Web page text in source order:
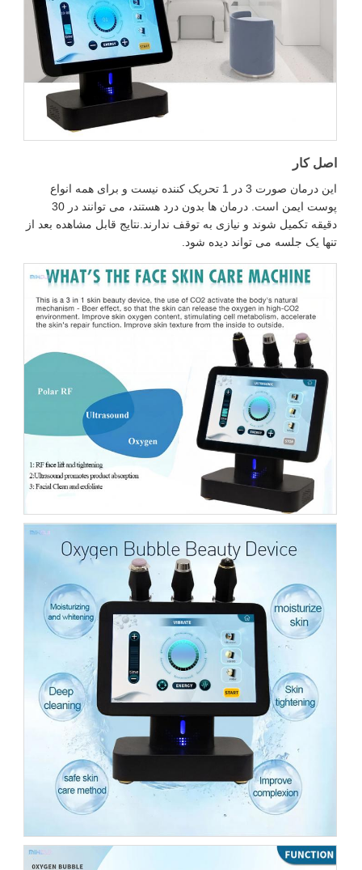
اصل کار
این درمان صورت 3 در 1 تحریک کننده نیست و برای همه انواع
پوست ایمن است. درمان ها بدون درد هستند، می توانند در 30
دقیقه تکمیل شوند و نیازی به توقف ندارند.نتایج قابل مشاهده بعد از
تنها یک جلسه می تواند دیده شود.